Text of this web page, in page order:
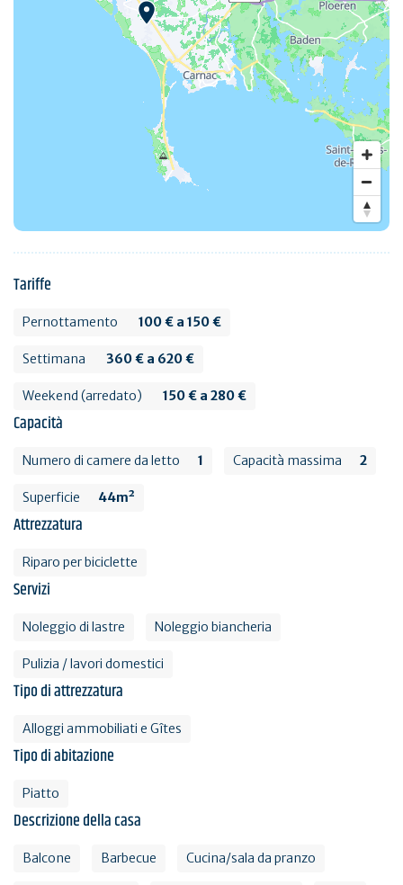
Tariffe
Pernottamento 100 € a 150 €
Settimana 360 € a 620 €
Weekend (arredato) 150 € a 280 €
Capacità
Numero di camere da letto 1 Capacità massima 2
Superficie 44m²
Attrezzatura
Riparo per biciclette
Servizi
Noleggio di lastre Noleggio biancheria
Pulizia / lavori domestici
Tipo di attrezzatura
Alloggi ammobiliati e Gîtes
Tipo di abitazione
Piatto
Descrizione della casa
Balcone Barbecue Cucina/sala da pranzo